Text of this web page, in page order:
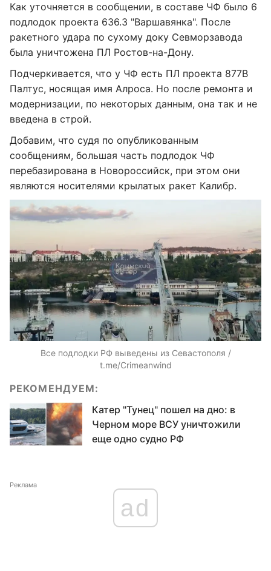
Как уточняется в сообщении, в составе ЧФ было 6
подлодок проекта 636.3 "Варшавянка". После
ракетного удара по сухому доку Севморзавода
была уничтожена ПЛ Ростов-на-Дону.
Подчеркивается, что у ЧФ есть ПЛ проекта 877В
Палтус, носящая имя Алроса. Но после ремонта и
модернизации, по некоторых данным, она так и не
введена в строй.
Добавим, что судя по опубликованным
сообщениям, большая часть подлодок ЧФ
перебазирована в Новороссийск, при этом они
являются носителями крылатых ракет Калибр.
Все подлодки РФ выведены из Севастополя /
t.me/Crimeanwind
РЕКОМЕНДУЕМ:
Катер "Тунец" пошел на дно: в
Черном море ВСУ уничтожили
еще одно судно РФ
Реклама
ad